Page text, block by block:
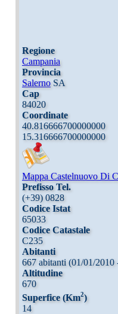
Regione
Campania
Provincia
SalernoSA
Cap
84020
Coordinate
40.816666700000000
15.316666700000000
Mappa Castelnuovo Di
Prefisso Tel.
(+39) 0828
Codice Istat
65033
Codice Catastale
C235
Abitanti
667 abitanti (01/01/2010
Altitudine
670
Superfice (Km2)
14